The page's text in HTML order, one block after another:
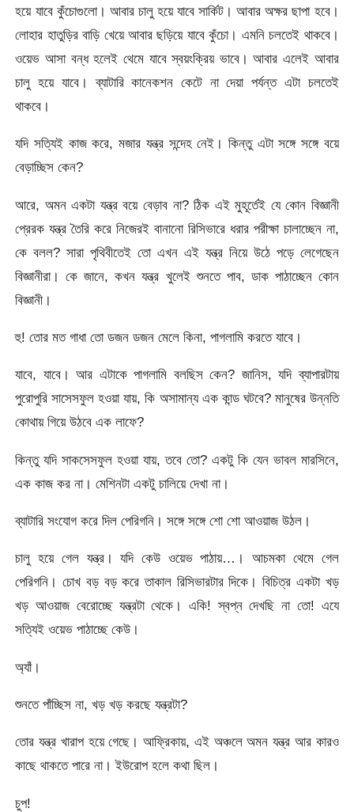
হয়ে যাবে কুঁচোগুলো। আবার চালু হয়ে যাবে সার্কিট। আবার অক্ষর ছাপা হবে।
লোহার হাতুড়ির বাড়ি খেয়ে আবার ছড়িয়ে যাবে কুঁচো। এমনি চলতেই থাকবে।
ওয়েভ আসা বন্ধ হলেই থেমে যাবে স্বয়ংক্রিয় ভাবে। আবার এলেই আবার
চালু হয়ে যাবে। ব্যাটারি কানেকশন কেটে না দেয়া পর্যন্ত এটা চলতেই
থাকবে।
যদি সত্যিই কাজ করে, মজার যন্ত্র সন্দেহ নেই। কিন্তু এটা সঙ্গে সঙ্গে বয়ে
বেড়াচ্ছিস কেন?
আরে, অমন একটা যন্ত্র বয়ে বেড়াব না? ঠিক এই মুহূর্তেই যে কোন বিজ্ঞানী
প্রেরক যন্ত্র তৈরি করে নিজেরই বানানো রিসিভারে ধরার পরীক্ষা চালাচ্ছেন না,
কে বলল? সারা পৃথিবীতেই তো এখন এই যন্ত্র নিয়ে উঠে পড়ে লেগেছেন
বিজ্ঞানীরা। কে জানে, কখন যন্ত্র খুলেই শুনতে পাব, ডাক পাঠাচ্ছেন কোন
বিজ্ঞানী।
হু! তোর মত গাধা তো ডজন ডজন মেলে কিনা, পাগলামি করতে যাবে।
যাবে, যাবে। আর এটাকে পাগলামি বলছিস কেন? জানিস, যদি ব্যাপারটায়
পুরোপুরি সাসেসফুল হওয়া যায়, কি অসামান্য এক কান্ড ঘটবে? মানুষের উন্নতি
কোথায় গিয়ে উঠবে এক লাফে?
কিন্তু যদি সাকসেসফুল হওয়া যায়, তবে তো? একটু কি যেন ভাবল মারসিনে,
এক কাজ কর না। মেশিনটা একটু চালিয়ে দেখা না।
ব্যাটারি সংযোগ করে দিল পেরিগনি। সঙ্গে সঙ্গে শো শো আওয়াজ উঠল।
চালু হয়ে গেল যন্ত্র। যদি কেউ ওয়েভ পাঠায়…। আচমকা থেমে গেল
পেরিগনি। চোখ বড় বড় করে তাকাল রিসিভারটার দিকে। বিচিত্র একটা খড়
খড় আওয়াজ বেরোচ্ছে যন্ত্রটা থেকে। একি! স্বপ্ন দেখছি না তো! এযে
সত্যিই ওয়েভ পাঠাচ্ছে কেউ।
অ্যাঁ।
শুনতে পাঁচ্ছিস না, খড় খড় করছে যন্ত্রটা?
তোর যন্ত্র খারাপ হয়ে গেছে। আফ্রিকায়, এই অঞ্চলে অমন যন্ত্র আর কারও
কাছে থাকতে পারে না। ইউরোপ হলে কথা ছিল।
চুপ!